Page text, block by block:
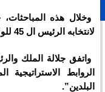
وخلال هذه المباحثات،
لانتخابه الرئيس ال 45 للولايات المتحدة الامريكية.
واتفق جلالة الملك
الروابط الاستراتيجية
البلدين”.